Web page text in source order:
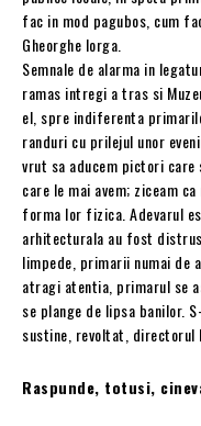
fac in mod pagubos, cum
Gheorghe Iorga.
Semnale de alarma in
ramas intregi a tras si
el, spre indiferenta
randuri cu prilejul unor
vrut sa aducem pictori care
care le mai avem; ziceam
forma lor fizica. Adevarul
arhitecturala au fost
limpede, primarii numai de
atragi atentia, primarul se
se plange de lipsa banilor.
sustine, revoltat, directorul
Raspunde, totusi,